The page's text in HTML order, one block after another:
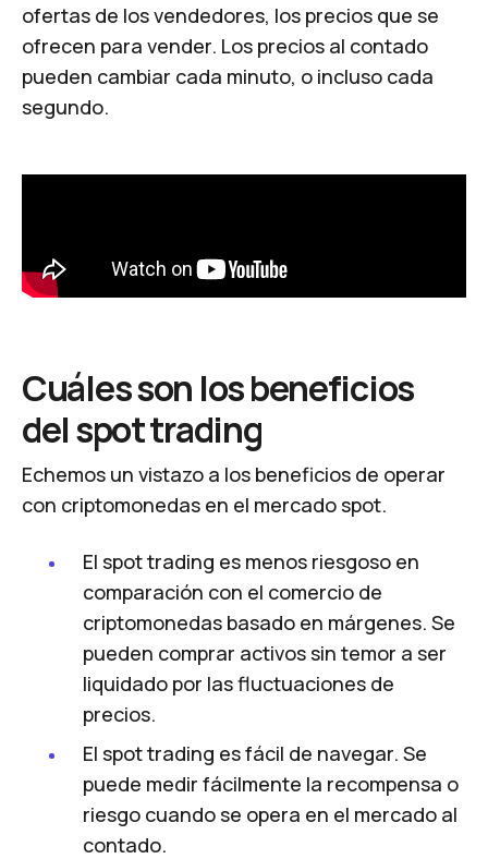
ofertas de los vendedores, los precios que se
ofrecen para vender. Los precios al contado
pueden cambiar cada minuto, o incluso cada
segundo.
Cuáles son los beneficios
del spot trading
Echemos un vistazo a los beneficios de operar
con criptomonedas en el mercado spot.
El spot trading es menos riesgoso en
comparación con el comercio de
criptomonedas basado en márgenes. Se
pueden comprar activos sin temor a ser
liquidado por las fluctuaciones de
precios.
El spot trading es fácil de navegar. Se
puede medir fácilmente la recompensa o
riesgo cuando se opera en el mercado al
contado.